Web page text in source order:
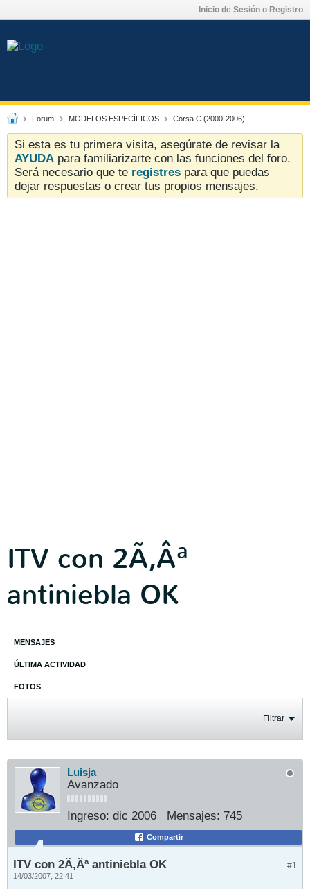
Inicio de Sesión o Registro
Forum MODELOS ESPECÍFICOS Corsa C (2000-2006)
Si esta es tu primera visita, asegúrate de revisar la
AYUDA para familiarizarte con las funciones del foro.
Será necesario que te registres para que puedas
dejar respuestas o crear tus propios mensajes.
ITV con 2Ã‚Âª
antiniebla OK
MENSAJES
ÚLTIMA ACTIVIDAD
FOTOS
Filtrar
Luisja
Avanzado
Ingreso: dic 2006 Mensajes: 745
Compartir
#1
ITV con 2Ã‚Âª antiniebla OK
14/03/2007, 22:41